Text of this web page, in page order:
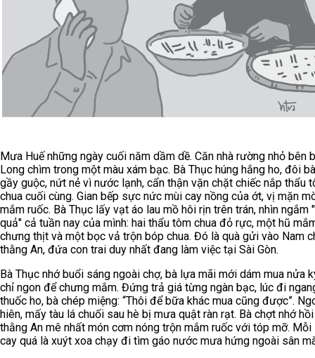
Mưa Huế những ngày cuối năm dầm dề. Căn nhà rường nhỏ bên
Long chìm trong một màu xám bạc. Bà Thục húng hắng ho, đôi
gầy guộc, nứt nẻ vì nước lạnh, cẩn thận vặn chặt chiếc nắp thẩu
chua cuối cùng. Gian bếp sực nức mùi cay nồng của ớt, vị mặn
mắm ruốc. Bà Thục lấy vạt áo lau mồ hôi rịn trên trán, nhìn ngắm
quả" cả tuần nay của mình: hai thẩu tôm chua đỏ rực, một hũ
chưng thịt và một bọc vả trộn bóp chua. Đó là quà gửi vào Nam
thằng An, đứa con trai duy nhất đang làm việc tại Sài Gòn.
Bà Thục nhớ buổi sáng ngoài chợ, bà lựa mãi mới dám mua nửa
chỉ ngon để chưng mắm. Đứng trả giá từng ngàn bạc, lúc đi
thuốc ho, bà chép miệng: “Thôi để bữa khác mua cũng được”.
hiên, mấy tàu lá chuối sau hè bị mưa quật ràn rạt. Bà chợt nhớ
thằng An mê nhất món cơm nóng trộn mắm ruốc với tóp mỡ. Mỗi
cay quá là xuýt xoa chạy đi tìm gáo nước mưa hứng ngoài sân